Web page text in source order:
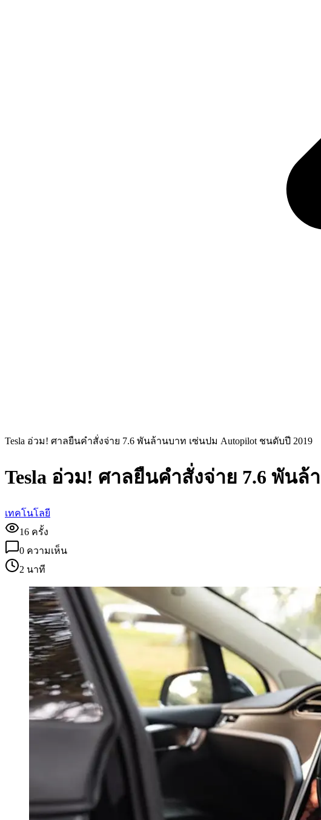
Tesla อ่วม! ศาลยืนคำสั่งจ่าย 7.6 พันล้านบาท เซ่นปม Autopilot ชนดับปี 2019
Tesla อ่วม! ศาลยืนคำสั่งจ่าย 7.6 พัน
เทคโนโลยี
16 ครั้ง
0 ความเห็น
2 นาที